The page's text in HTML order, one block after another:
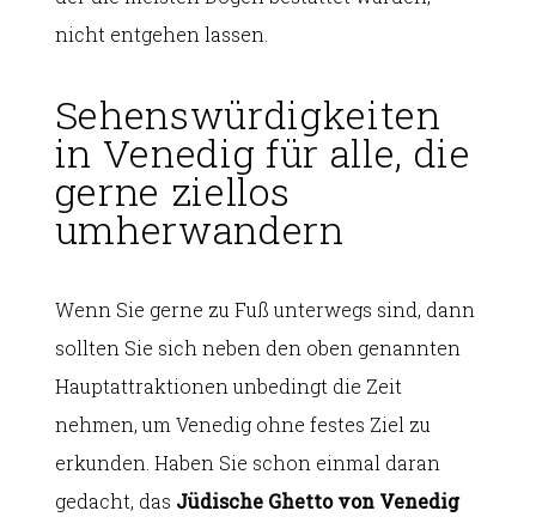
nicht entgehen lassen.
Sehenswürdigkeiten
in Venedig für alle, die
gerne ziellos
umherwandern
Wenn Sie gerne zu Fuß unterwegs sind, dann
sollten Sie sich neben den oben genannten
Hauptattraktionen unbedingt die Zeit
nehmen, um Venedig ohne festes Ziel zu
erkunden. Haben Sie schon einmal daran
gedacht, das Jüdische Ghetto von Venedig